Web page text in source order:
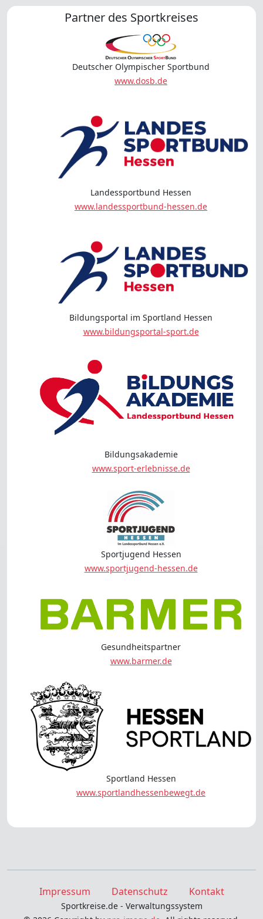
Partner des Sportkreises
Deutscher Olympischer Sportbund
www.dosb.de
Landessportbund Hessen
www.landessportbund-hessen.de
Bildungsportal im Sportland Hessen
www.bildungsportal-sport.de
Bildungsakademie
www.sport-erlebnisse.de
Sportjugend Hessen
www.sportjugend-hessen.de
Gesundheitspartner
www.barmer.de
Sportland Hessen
www.sportlandhessenbewegt.de
Impressum Datenschutz Kontakt
Sportkreise.de - Verwaltungssystem